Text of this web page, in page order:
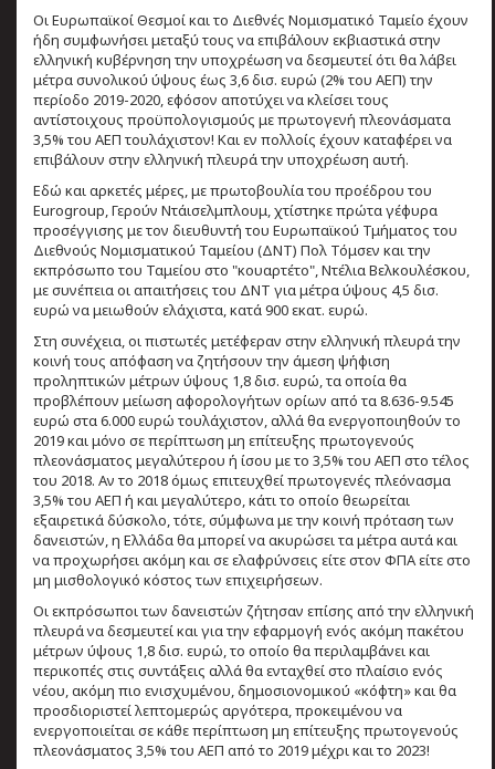
Οι Ευρωπαϊκοί Θεσμοί και το Διεθνές Νομισματικό Ταμείο έχουν
ήδη συμφωνήσει μεταξύ τους να επιβάλουν εκβιαστικά στην
ελληνική κυβέρνηση την υποχρέωση να δεσμευτεί ότι θα λάβει
μέτρα συνολικού ύψους έως 3,6 δισ. ευρώ (2% του ΑΕΠ) την
περίοδο 2019-2020, εφόσον αποτύχει να κλείσει τους
αντίστοιχους προϋπολογισμούς με πρωτογενή πλεονάσματα
3,5% του ΑΕΠ τουλάχιστον! Και εν πολλοίς έχουν καταφέρει να
επιβάλουν στην ελληνική πλευρά την υποχρέωση αυτή.
Εδώ και αρκετές μέρες, με πρωτοβουλία του προέδρου του
Eurogroup, Γερούν Ντάισελμπλουμ, χτίστηκε πρώτα γέφυρα
προσέγγισης με τον διευθυντή του Ευρωπαϊκού Τμήματος του
Διεθνούς Νομισματικού Ταμείου (ΔΝΤ) Πολ Τόμσεν και την
εκπρόσωπο του Ταμείου στο "κουαρτέτο", Ντέλια Βελκουλέσκου,
με συνέπεια οι απαιτήσεις του ΔΝΤ για μέτρα ύψους 4,5 δισ.
ευρώ να μειωθούν ελάχιστα, κατά 900 εκατ. ευρώ.
Στη συνέχεια, οι πιστωτές μετέφεραν στην ελληνική πλευρά την
κοινή τους απόφαση να ζητήσουν την άμεση ψήφιση
προληπτικών μέτρων ύψους 1,8 δισ. ευρώ, τα οποία θα
προβλέπουν μείωση αφορολογήτων ορίων από τα 8.636-9.545
ευρώ στα 6.000 ευρώ τουλάχιστον, αλλά θα ενεργοποιηθούν το
2019 και μόνο σε περίπτωση μη επίτευξης πρωτογενούς
πλεονάσματος μεγαλύτερου ή ίσου με το 3,5% του ΑΕΠ στο τέλος
του 2018. Αν το 2018 όμως επιτευχθεί πρωτογενές πλεόνασμα
3,5% του ΑΕΠ ή και μεγαλύτερο, κάτι το οποίο θεωρείται
εξαιρετικά δύσκολο, τότε, σύμφωνα με την κοινή πρόταση των
δανειστών, η Ελλάδα θα μπορεί να ακυρώσει τα μέτρα αυτά και
να προχωρήσει ακόμη και σε ελαφρύνσεις είτε στον ΦΠΑ είτε στο
μη μισθολογικό κόστος των επιχειρήσεων.
Οι εκπρόσωποι των δανειστών ζήτησαν επίσης από την ελληνική
πλευρά να δεσμευτεί και για την εφαρμογή ενός ακόμη πακέτου
μέτρων ύψους 1,8 δισ. ευρώ, το οποίο θα περιλαμβάνει και
περικοπές στις συντάξεις αλλά θα ενταχθεί στο πλαίσιο ενός
νέου, ακόμη πιο ενισχυμένου, δημοσιονομικού «κόφτη» και θα
προσδιοριστεί λεπτομερώς αργότερα, προκειμένου να
ενεργοποιείται σε κάθε περίπτωση μη επίτευξης πρωτογενούς
πλεονάσματος 3,5% του ΑΕΠ από το 2019 μέχρι και το 2023!